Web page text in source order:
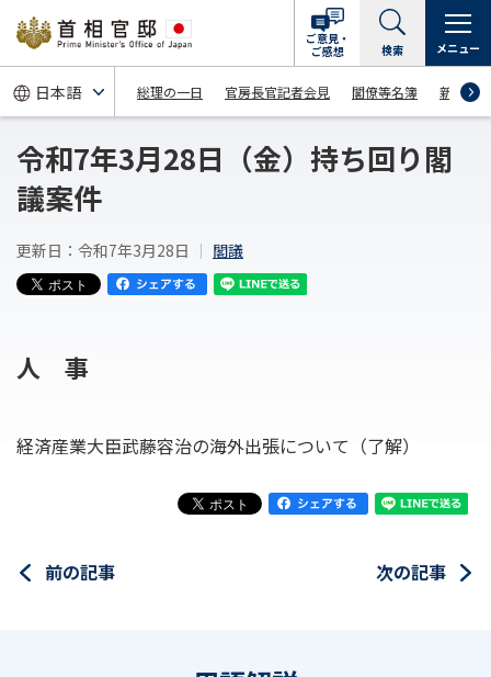
総理の一日 官房長官記者会見 閣僚等名簿 新着情報
ご意見・
ご感想
検索 メニュー
令和7年3月28日（金）持ち回り閣
議案件
更新日：令和7年3月28日 閣議
人 事
経済産業大臣武藤容治の海外出張について（了解）
前の記事 次の記事